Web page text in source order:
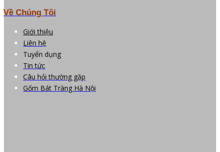
Về Chúng Tôi
Giới thiệu
Liên hệ
Tuyển dụng
Tin tức
Câu hỏi thường gặp
Gốm Bát Tràng Hà Nội